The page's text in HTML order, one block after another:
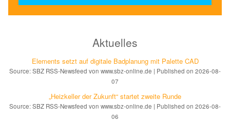
Aktuelles
Elements setzt auf di­gi­ta­le Bad­pla­nung mit Palette CAD
Source: SBZ RSS-Newsfeed von www.sbz-online.de
Published on 2026-08-
07
„Heizkeller der Zu­kunft“ star­tet zwei­te Run­de
Source: SBZ RSS-Newsfeed von www.sbz-online.de
Published on 2026-08-
06